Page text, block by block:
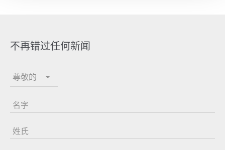
不再错过任何新闻
尊敬的
名字
姓氏